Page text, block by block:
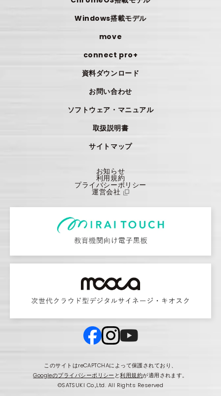
Windows搭載モデル
move
connect pro+
資料ダウンロード
お問い合わせ
ソフトウェア・マニュアル
取扱説明書
サイトマップ
お知らせ
利用規約
プライバシーポリシー
運営会社
このサイトはreCAPTCHAによって保護されており、
Googleのプライバシーポリシー と利用規約が適用されます。
©SATSUKI Co.,Ltd. All Rights Reserved